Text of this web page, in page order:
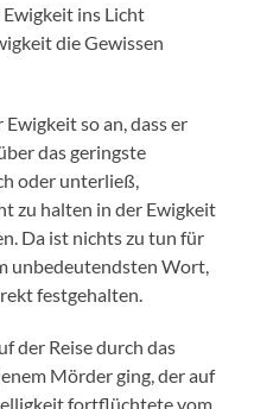
ins Licht
die Gewissen
so an, dass er
das geringste
oder unterließ,
zu halten in der Ewigkeit
Da ist nichts zu tun für
unbedeutendsten Wort,
festgehalten.
der Reise durch das
Mörder ging, der auf
fortflüchtete vom